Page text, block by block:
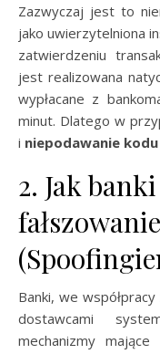
Zazwyczaj jest to
jako uwierzytelniona
zatwierdzeniu
jest realizowana
wypłacane z
minut. Dlatego w
i niepodawanie
2. Jak
Banki, we
dostawcami
mechanizmy